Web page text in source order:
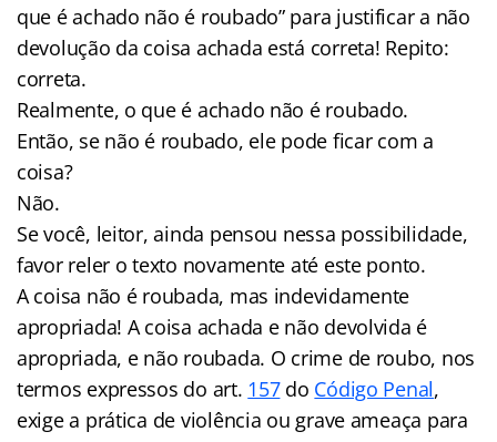
que é achado não é roubado” para justificar a não
devolução da coisa achada está correta! Repito:
correta.
Realmente, o que é achado não é roubado.
Então, se não é roubado, ele pode ficar com a
coisa?
Não.
Se você, leitor, ainda pensou nessa possibilidade,
favor reler o texto novamente até este ponto.
A coisa não é roubada, mas indevidamente
apropriada! A coisa achada e não devolvida é
apropriada, e não roubada. O crime de roubo, nos
termos expressos do art. 157do Código Penal,
exige a prática de violência ou grave ameaça para